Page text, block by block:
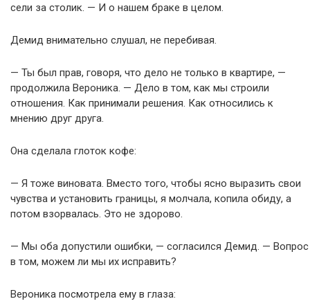
сели за столик. — И о нашем браке в целом.
Демид внимательно слушал, не перебивая.
— Ты был прав, говоря, что дело не только в квартире, —
продолжила Вероника. — Дело в том, как мы строили
отношения. Как принимали решения. Как относились к
мнению друг друга.
Она сделала глоток кофе:
— Я тоже виновата. Вместо того, чтобы ясно выразить свои
чувства и установить границы, я молчала, копила обиду, а
потом взорвалась. Это не здорово.
— Мы оба допустили ошибки, — согласился Демид. — Вопрос
в том, можем ли мы их исправить?
Вероника посмотрела ему в глаза: